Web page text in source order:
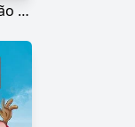
Scooby-Doo! e a Maldição do 13° Fantasma